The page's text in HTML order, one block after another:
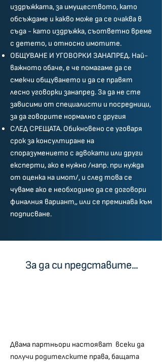
издръжката, за имуществото, като
обсъждаме и какво може да се очаква в
съда - като издръжка, съответно време
с детето, и относно имотите.
ОБЩУВАНЕ И УГОВОРКИ ЗАНАПРЕД. Най-
важното обаче, е че помагаме да се
смекчи общуването и да се правят
лесно уговорки занапред. За да не сте
зависими от специалисти и посредници,
за да говорите нормално с другия
СЛЕД СРЕЩАТА. Обикновено се уговаря
срок за консултиране на
споразумението с адвокати или други
експерти, ако е нужно /напр. при нужда
от оценка на имот/, и след това се
чуваме ако е необходимо да се договори
финалния вариант,, или се преминава към
подписване.
За да си представите...
Двама партньори настояват всеки да
получи родителските права, бащата